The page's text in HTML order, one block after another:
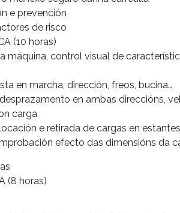
e prevención
de risco
(10 horas)
máquina, control visual de
en marcha, dirección, freos, bucina…
en ambas direccións,
carga
e retirada de cargas en
efecto das dimensións da
(8 horas)